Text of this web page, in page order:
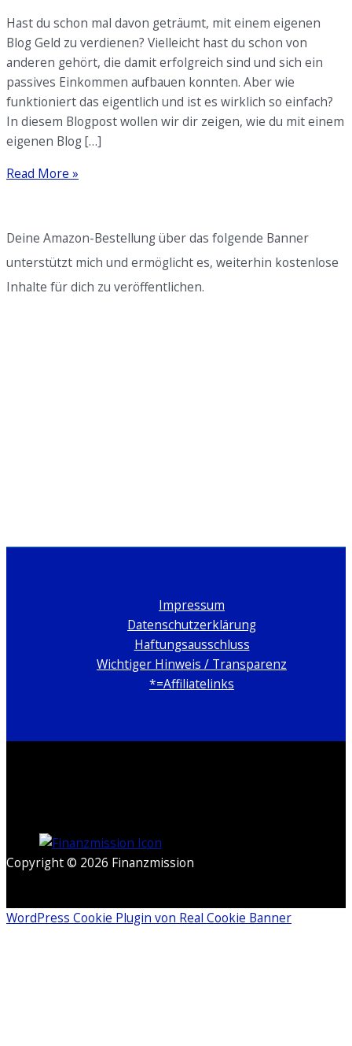
Hast du schon mal davon geträumt, mit einem eigenen
Blog Geld zu verdienen? Vielleicht hast du schon von
anderen gehört, die damit erfolgreich sind und sich ein
passives Einkommen aufbauen konnten. Aber wie
funktioniert das eigentlich und ist es wirklich so einfach?
In diesem Blogpost wollen wir dir zeigen, wie du mit einem
eigenen Blog […]
Mit
verdienen:
und
Erfahrungen
Read More »
Deine Amazon-Bestellung über das folgende Banner
unterstützt mich und ermöglicht es, weiterhin kostenlose
Inhalte für dich zu veröffentlichen.
Impressum
Datenschutzerklärung
Haftungsausschluss
Wichtiger Hinweis / Transparenz
*=Affiliatelinks
Copyright © 2026 Finanzmission
WordPress Cookie Plugin von Real Cookie Banner